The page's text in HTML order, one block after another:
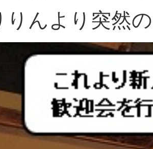
りんより突然